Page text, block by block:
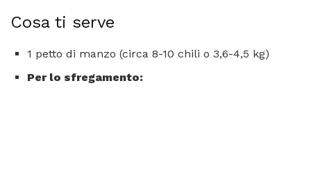
Cosa ti serve
1 petto di manzo (circa 8-10 chili o 3,6-4,5 kg)
Per lo sfregamento: